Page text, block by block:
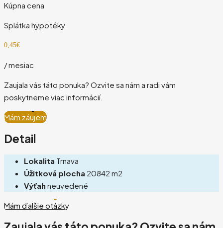
Kúpna cena
Splátka hypotéky
0,45€
/ mesiac
Zaujala vás táto ponuka? Ozvite sa nám a radi vám
poskytneme viac informácií.
Mám záujem
Detail
Lokalita Trnava
Úžitková plocha 20842 m2
Výťah neuvedené
Mám ďalšie otázky